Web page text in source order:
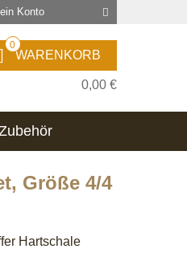
Konto
WARENKORB
0
0,00 €
Größe 4/4
Hartschale